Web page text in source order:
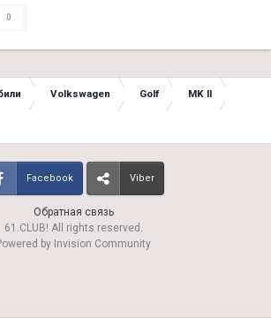
0
Volkswagen Golf MK II
Обратная связь
Facebook Viber
61.CLUB! All rights reserved.
by Invision Community